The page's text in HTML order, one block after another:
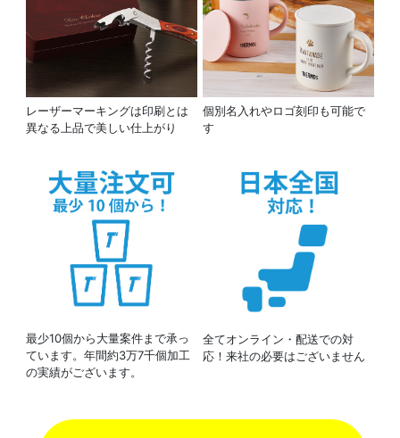
レーザーマーキングは印刷とは
異なる上品で美しい仕上がり
個別名入れやロゴ刻印も可能で
す
最少10個から大量案件まで承っ
ています。年間約3万7千個加工
の実績がございます。
全てオンライン・配送での対
応！来社の必要はございません